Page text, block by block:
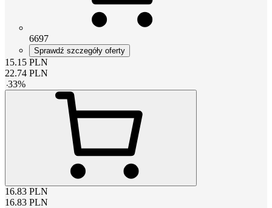
6697
Sprawdź szczegóły oferty
15.15 PLN
22.74 PLN
-33%
16.83 PLN
16.83 PLN